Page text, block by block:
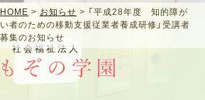
社会福祉法人
HOME > お知らせ > 「平成28年度 知的障が
い者のための移動支援従業者養成研修」受講者
募集のお知らせ